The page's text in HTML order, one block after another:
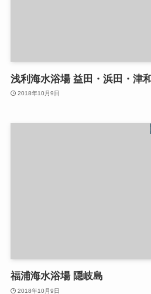
浅利海水浴場 益田・浜田・津
2018年10月9日
福浦海水浴場 隠岐島
2018年10月9日